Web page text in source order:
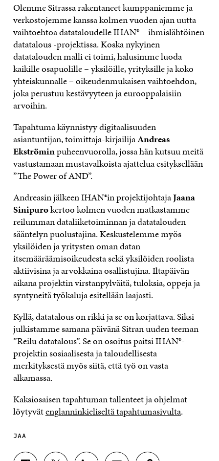
Olemme Sitrassa rakentaneet kumppaniemme ja
verkostojemme kanssa kolmen vuoden ajan uutta
vaihtoehtoa datataloudelle IHAN® – ihmislähtöinen
datatalous -projektissa. Koska nykyinen
datatalouden malli ei toimi, halusimme luoda
kaikille osapuolille – yksilöille, yrityksille ja koko
yhteiskunnalle – oikeudenmukaisen vaihtoehdon,
joka perustuu kestävyyteen ja eurooppalaisiin
arvoihin.
Tapahtuma käynnistyy digitaalisuuden
asiantuntijan, toimittaja-kirjailijaAndreas
Ekströminpuheenvuorolla, jossa hän kutsuu meitä
vastustamaan mustavalkoista ajattelua esityksellään
”The Power of AND”.
Andreasin jälkeen IHAN®in projektijohtajaJaana
Sinipurokertoo kolmen vuoden matkastamme
reilumman dataliiketoiminnan ja datatalouden
sääntelyn puolustajina. Keskustelemme myös
yksilöiden ja yritysten oman datan
itsemääräämisoikeudesta sekä yksilöiden roolista
aktiivisina ja arvokkaina osallistujina. Iltapäivän
aikana projektin virstanpylväitä, tuloksia, oppeja ja
syntyneitä työkaluja esitellään laajasti.
Kyllä, datatalous on rikki ja se on korjattava. Siksi
julkistamme samana päivänä Sitran uuden teeman
”Reilu datatalous”. Se on osoitus paitsi IHAN®-
projektin sosiaalisesta ja taloudellisesta
merkityksestä myös siitä, että työ on vasta
alkamassa.
Kaksiosaisen tapahtuman tallenteet ja ohjelmat
löytyvätenglanninkieliseltä tapahtumasivulta.
JAA